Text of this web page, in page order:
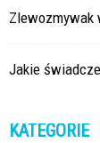
Zlewozmywak
Jakie
KATEGORIE